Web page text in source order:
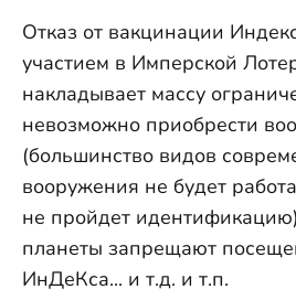
Отказ от вакцинации
участием в Имперской
накладывает массу
невозможно приобрести
(большинство видов
вооружения не будет
не пройдет
планеты запрещают
ИнДеКса... и т.д. и т.п.